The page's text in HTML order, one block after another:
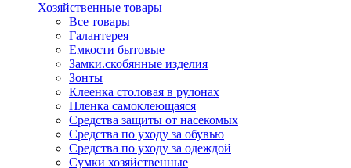
Хозяйственные товары
Все товары
Галантерея
Емкости бытовые
Замки.скобянные изделия
Зонты
Клеенка столовая в рулонах
Пленка самоклеющаяся
Средства защиты от насекомых
Средства по уходу за обувью
Средства по уходу за одеждой
Сумки хозяйственные